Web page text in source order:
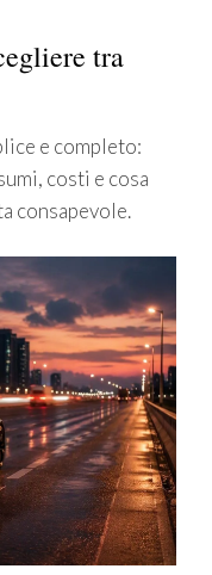
tra
e completo:
costi e cosa
consapevole.